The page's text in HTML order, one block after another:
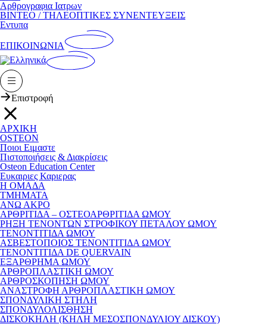
Αρθρογραφια Ιατρων
ΒΙΝΤΕΟ / ΤΗΛΕΟΠΤΙΚΕΣ ΣΥΝΕΝΤΕΥΞΕΙΣ
Εντυπα
ΕΠΙΚΟΙΝΩΝΙΑ
Επιστροφή
ΑΡΧΙΚΗ
OSTEON
Ποιοι Ειμαστε
Πιστοποιήσεις & Διακρίσεις
Osteon Education Center
Ευκαιριες Καριερας
Η ΟΜΑΔΑ
ΤΜΗΜΑΤΑ
ΑΝΩ ΑΚΡΟ
ΑΡΘΡΙΤΙΔΑ – ΟΣΤΕΟΑΡΘΡΙΤΙΔΑ ΩΜΟΥ
ΡΗΞΗ ΤΕΝΟΝΤΩΝ ΣΤΡΟΦΙΚΟΥ ΠΕΤΑΛΟΥ ΩΜΟΥ
ΤΕΝΟΝΤΙΤΙΔΑ ΩΜΟΥ
ΑΣΒΕΣΤΟΠΟΙΟΣ ΤΕΝΟΝΤΙΤΙΔΑ ΩΜΟΥ
ΤΕΝΟΝΤΙΤΙΔΑ DE QUERVAIN
ΕΞΑΡΘΡΗΜΑ ΩΜΟΥ
ΑΡΘΡΟΠΛΑΣΤΙΚΗ ΩΜΟΥ
ΑΡΘΡΟΣΚΟΠΗΣΗ ΩΜΟΥ
ΑΝΑΣΤΡΟΦΗ ΑΡΘΡΟΠΛΑΣΤΙΚΗ ΩΜΟΥ
ΣΠΟΝΔΥΛΙΚΗ ΣΤΗΛΗ
ΣΠΟΝΔΥΛΟΛΙΣΘΗΣΗ
ΔΙΣΚΟΚΗΛΗ (ΚΗΛΗ ΜΕΣΟΣΠΟΝΔΥΛΙΟΥ ΔΙΣΚΟΥ)